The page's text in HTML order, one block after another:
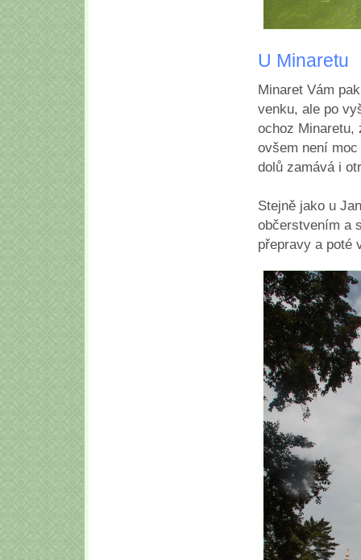
U Minaretu
Minaret Vám
venku, ale po
ochoz Minaretu,
ovšem není
dolů zamává i
Stejně jako u
občerstvením a
přepravy a poté